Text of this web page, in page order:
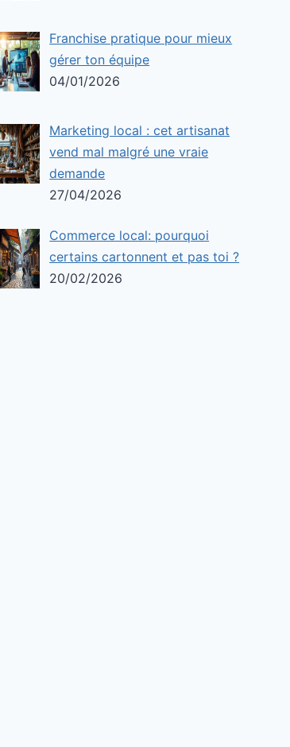
Franchise pratique pour mieux
gérer ton équipe
04/01/2026
Marketing local : cet artisanat
vend mal malgré une vraie
demande
27/04/2026
Commerce local: pourquoi
certains cartonnent et pas toi ?
20/02/2026